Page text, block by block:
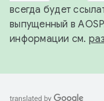
всегда будет
выпущенный в
информации см.